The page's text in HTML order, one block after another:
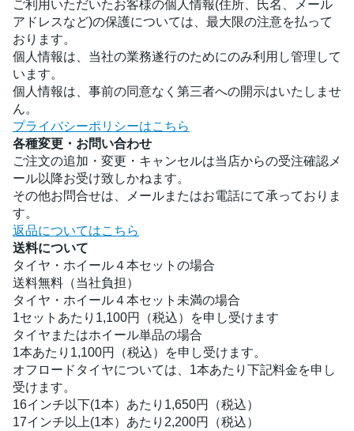
ご利用いただいたお客様の個人情報(住所、氏名、メール
アドレスなど)の保護については、最大限の注意を払って
おります。
個人情報は、当社の業務遂行のためにのみ利用し管理して
います。
個人情報は、事前の同意なく第三者への開示はいたしませ
ん。
プライバシーポリシーはこちら
各種変更・お問い合わせ
ご注文の追加・変更・キャンセルは当店からの受注確認メ
ール以降お受け致しかねます。
その他お問合せは、メールまたはお電話にて承っておりま
す。
返品についてはこちら
送料について
タイヤ・ホイール４本セットの場合
送料無料（当社負担）
タイヤ・ホイール４本セット未満の場合
1セットあたり1,100円（税込）を申し受けます
タイヤまたはホイール単品の場合
1本あたり1,100円（税込）を申し受けます。
オフロードタイヤについては、1本あたり下記料金を申し
受けます。
16インチ以下(1本）あたり1,650円（税込）
17インチ以上(1本）あたり2,200円（税込）